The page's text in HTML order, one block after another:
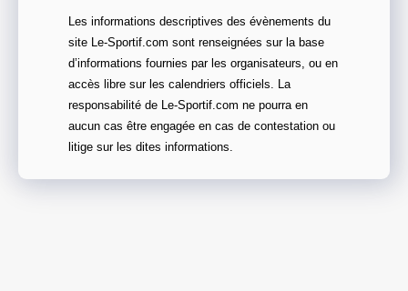
Les informations descriptives des évènements du
site Le-Sportif.com sont renseignées sur la base
d’informations fournies par les organisateurs, ou en
accès libre sur les calendriers officiels. La
responsabilité de Le-Sportif.com ne pourra en
aucun cas être engagée en cas de contestation ou
litige sur les dites informations.